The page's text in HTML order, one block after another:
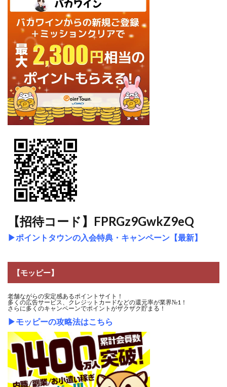
【招待コード】FPRGz9GwkZ9eQ
▶ポイントタウンの入会特典・キャンペーン【最新】
【モッピー】
老舗ながらの安定感あるポイントサイト！
多くの広告サービス、クレジットカードなどの還元率が業界№1！
さらに多くのキャンペーンでポイントがザクザク貯まる！
▶モッピーの攻略法はこちら